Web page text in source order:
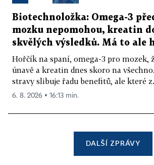
Biotechnoložka: Omega-3
mozku nepomohou, kreatin
skvělých výsledků. Má to ale
Hořčík na spaní, omega-3 pro mozek,
únavě a kreatin dnes skoro na
stravy slibuje řadu benefitů, ale které
6. 8. 2026 ▪ 16:13 min.
DALŠÍ ZPRÁVY